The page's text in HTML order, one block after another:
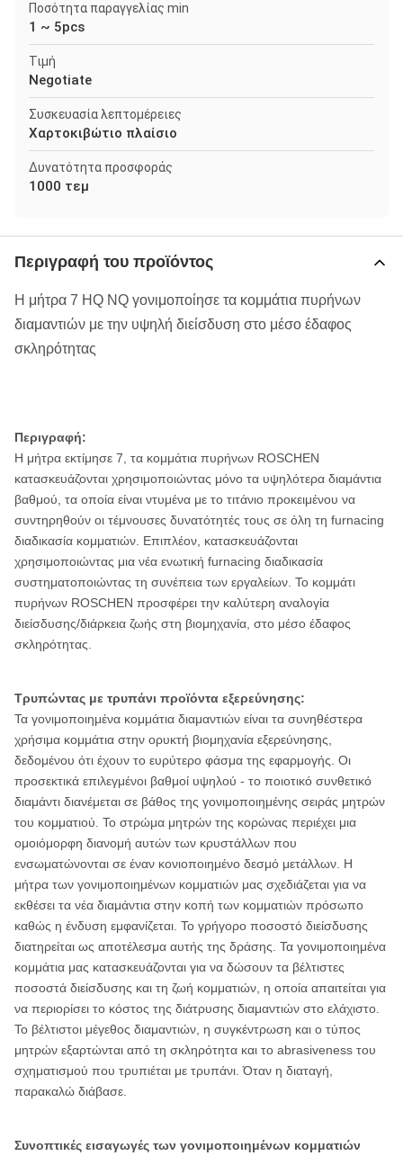
Ποσότητα παραγγελίας min
1 ~ 5pcs
Τιμή
Negotiate
Συσκευασία λεπτομέρειες
Χαρτοκιβώτιο πλαίσιο
Δυνατότητα προσφοράς
1000 τεμ
Περιγραφή του προϊόντος
Η μήτρα 7 HQ NQ γονιμοποίησε τα κομμάτια πυρήνων
διαμαντιών με την υψηλή διείσδυση στο μέσο έδαφος
σκληρότητας
Περιγραφή:
Η μήτρα εκτίμησε 7, τα κομμάτια πυρήνων ROSCHEN
κατασκευάζονται χρησιμοποιώντας μόνο τα υψηλότερα διαμάντια
βαθμού, τα οποία είναι ντυμένα με το τιτάνιο προκειμένου να
συντηρηθούν οι τέμνουσες δυνατότητές τους σε όλη τη furnacing
διαδικασία κομματιών. Επιπλέον, κατασκευάζονται
χρησιμοποιώντας μια νέα ενωτική furnacing διαδικασία
συστηματοποιώντας τη συνέπεια των εργαλείων. Το κομμάτι
πυρήνων ROSCHEN προσφέρει την καλύτερη αναλογία
διείσδυσης/διάρκεια ζωής στη βιομηχανία, στο μέσο έδαφος
σκληρότητας.
Τρυπώντας με τρυπάνι προϊόντα εξερεύνησης:
Τα γονιμοποιημένα κομμάτια διαμαντιών είναι τα συνηθέστερα
χρήσιμα κομμάτια στην ορυκτή βιομηχανία εξερεύνησης,
δεδομένου ότι έχουν το ευρύτερο φάσμα της εφαρμογής. Οι
προσεκτικά επιλεγμένοι βαθμοί υψηλού - το ποιοτικό συνθετικό
διαμάντι διανέμεται σε βάθος της γονιμοποιημένης σειράς μητρών
του κομματιού. Το στρώμα μητρών της κορώνας περιέχει μια
ομοιόμορφη διανομή αυτών των κρυστάλλων που
ενσωματώνονται σε έναν κονιοποιημένο δεσμό μετάλλων. Η
μήτρα των γονιμοποιημένων κομματιών μας σχεδιάζεται για να
εκθέσει τα νέα διαμάντια στην κοπή των κομματιών πρόσωπο
καθώς η ένδυση εμφανίζεται. Το γρήγορο ποσοστό διείσδυσης
διατηρείται ως αποτέλεσμα αυτής της δράσης. Τα γονιμοποιημένα
κομμάτια μας κατασκευάζονται για να δώσουν τα βέλτιστες
ποσοστά διείσδυσης και τη ζωή κομματιών, η οποία απαιτείται για
να περιορίσει το κόστος της διάτρυσης διαμαντιών στο ελάχιστο.
Το βέλτιστοι μέγεθος διαμαντιών, η συγκέντρωση και ο τύπος
μητρών εξαρτώνται από τη σκληρότητα και το abrasiveness του
σχηματισμού που τρυπιέται με τρυπάνι. Όταν η διαταγή,
παρακαλώ διάβασε.
Συνοπτικές εισαγωγές των γονιμοποιημένων κομματιών